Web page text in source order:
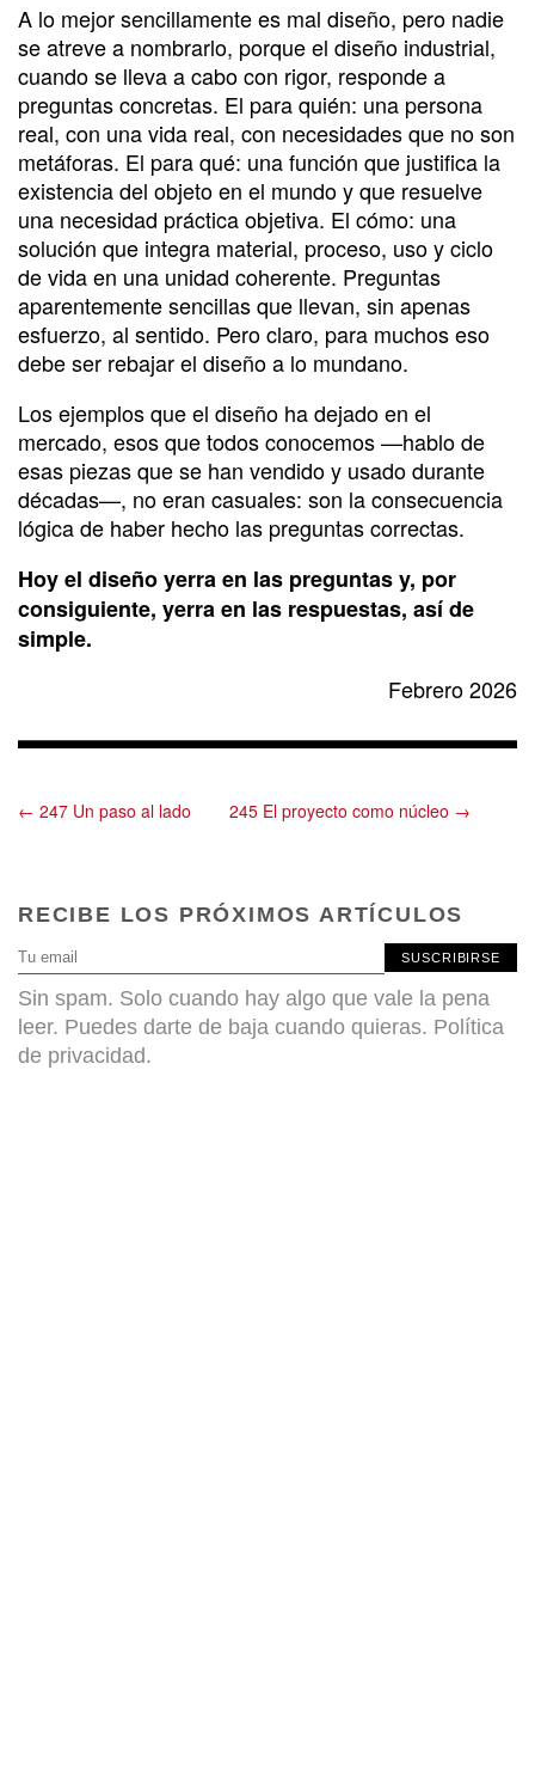
A lo mejor sencillamente es mal diseño, pero nadie
se atreve a nombrarlo, porque el diseño industrial,
cuando se lleva a cabo con rigor, responde a
preguntas concretas. El para quién: una persona
real, con una vida real, con necesidades que no son
metáforas. El para qué: una función que justifica la
existencia del objeto en el mundo y que resuelve
una necesidad práctica objetiva. El cómo: una
solución que integra material, proceso, uso y ciclo
de vida en una unidad coherente. Preguntas
aparentemente sencillas que llevan, sin apenas
esfuerzo, al sentido. Pero claro, para muchos eso
debe ser rebajar el diseño a lo mundano.
Los ejemplos que el diseño ha dejado en el
mercado, esos que todos conocemos —hablo de
esas piezas que se han vendido y usado durante
décadas—, no eran casuales: son la consecuencia
lógica de haber hecho las preguntas correctas.
Hoy el diseño yerra en las preguntas y, por
consiguiente, yerra en las respuestas, así de
simple.
Febrero 2026
← 247 Un paso al lado 245 El proyecto como núcleo →
RECIBE LOS PRÓXIMOS ARTÍCULOS
SUSCRIBIRSE
Sin spam. Solo cuando hay algo que vale la pena
leer. Puedes darte de baja cuando quieras. Política
de privacidad.